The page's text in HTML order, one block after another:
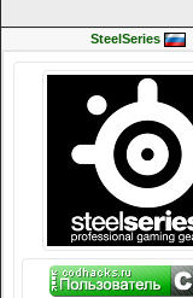
SteelSeries